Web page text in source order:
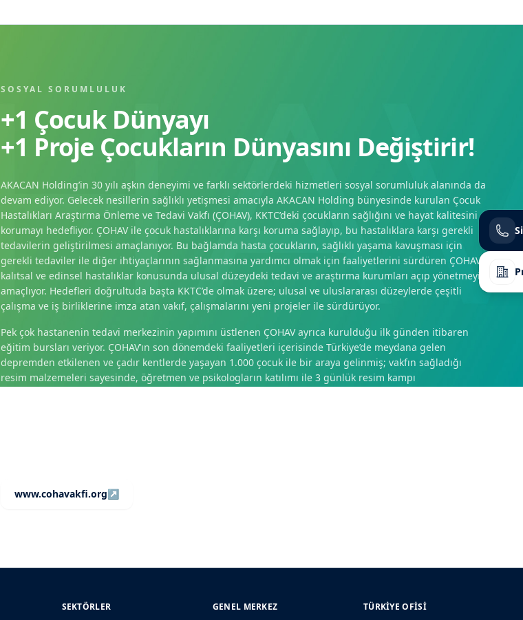
SOSYAL SORUMLULUK
+1 Çocuk Dünyayı
+1 Proje Çocukların Dünyasını Değiştirir!
AKACAN Holding’in 30 yılı aşkın deneyimi ve farklı sektörlerdeki hizmetleri sosyal sorumluluk alanında da
devam ediyor. Gelecek nesillerin sağlıklı yetişmesi amacıyla AKACAN Holding bünyesinde kurulan Çocuk
Hastalıkları Araştırma Önleme ve Tedavi Vakfı (ÇOHAV), KKTC’deki çocukların sağlığını ve hayat kalitesini
korumayı hedefliyor. ÇOHAV ile çocuk hastalıklarına karşı koruma sağlayıp, bu hastalıklara karşı gerekli
tedavilerin geliştirilmesi amaçlanıyor. Bu bağlamda hasta çocukların, sağlıklı yaşama kavuşması için
gerekli tedaviler ile diğer ihtiyaçlarının sağlanmasına yardımcı olmak için faaliyetlerini sürdüren ÇOHAV,
kalıtsal ve edinsel hastalıklar konusunda ulusal düzeydeki tedavi ve araştırma kurumları açıp yönetmeyi
amaçlıyor. Hedefleri doğrultuda başta KKTC’de olmak üzere; ulusal ve uluslararası düzeylerde çeşitli
çalışma ve iş birliklerine imza atan vakıf, çalışmalarını yeni projeler ile sürdürüyor.
Pek çok hastanenin tedavi merkezinin yapımını üstlenen ÇOHAV ayrıca kurulduğu ilk günden itibaren
eğitim bursları veriyor. ÇOHAV’ın son dönemdeki faaliyetleri içerisinde Türkiye’de meydana gelen
depremden etkilenen ve çadır kentlerde yaşayan 1.000 çocuk ile bir araya gelinmiş; vakfın sağladığı
resim malzemeleri sayesinde, öğretmen ve psikologların katılımı ile 3 günlük resim kampı
www.cohavakfi.org↗
SEKTÖRLER GENEL MERKEZ TÜRKIYE OFISI